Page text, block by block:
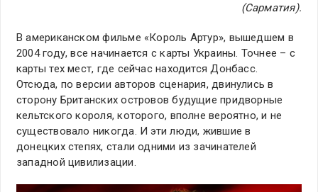
(Сарматия).
В американском фильме «Король Артур», вышедшем в
2004 году, все начинается с карты Украины. Точнее – с
карты тех мест, где сейчас находится Донбасс.
Отсюда, по версии авторов сценария, двинулись в
сторону Британских островов будущие придворные
кельтского короля, которого, вполне вероятно, и не
существовало никогда. И эти люди, жившие в
донецких степях, стали одними из зачинателей
западной цивилизации.